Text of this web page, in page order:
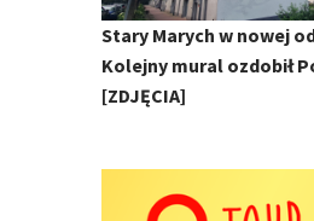
Stary Marych w nowej
Kolejny mural ozdobił
[ZDJĘCIA]